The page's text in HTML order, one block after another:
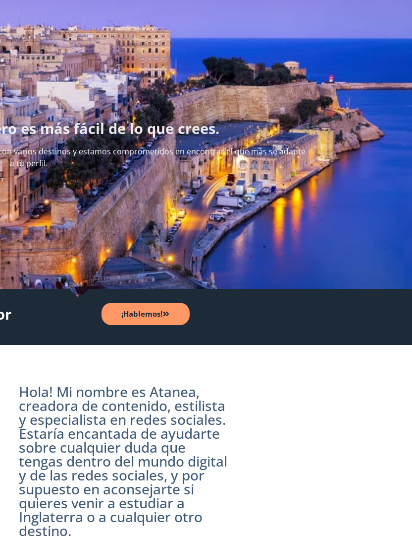
es más fácil de lo que crees.
varios destinos y estamos comprometidos en encontrar el que más se adapte
a tu perfil.
¡Hablemos!
Hola! Mi nombre es Atanea,
creadora de contenido, estilista
y especialista en redes sociales.
Estaría encantada de ayudarte
sobre cualquier duda que
tengas dentro del mundo digital
y de las redes sociales, y por
supuesto en aconsejarte si
quieres venir a estudiar a
Inglaterra o a cualquier otro
destino.